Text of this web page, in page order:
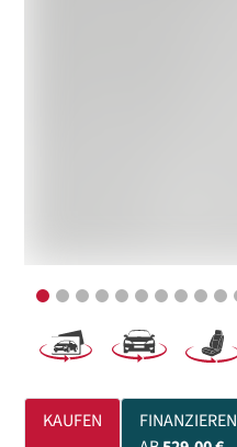
KAUFEN
FINANZIEREN